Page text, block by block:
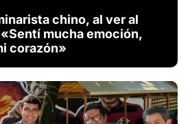
chino, al ver al
mucha emoción,
corazón»